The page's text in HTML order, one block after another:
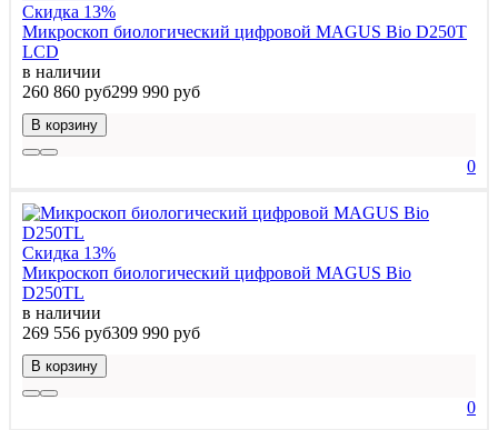
Скидка 13%
Микроскоп биологический цифровой MAGUS Bio D250T
LCD
в наличии
260 860 руб299 990 руб
В корзину
0
Скидка 13%
Микроскоп биологический цифровой MAGUS Bio
D250TL
в наличии
269 556 руб309 990 руб
В корзину
0